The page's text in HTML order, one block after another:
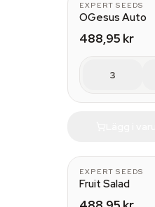
EXPERT SEEDS
OGesus Auto
488,95 kr
3
EXPERT SEEDS
Fruit Salad